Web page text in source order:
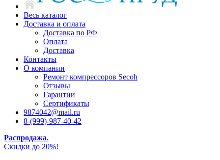
Весь каталог
Доставка и оплата
Доставка по РФ
Оплата
Доставка
Контакты
О компании
Ремонт компрессоров Secoh
Отзывы
Гарантии
Сертификаты
9874042@mail.ru
8-(999)-987-40-42
Распродажа.
Скидки до 20%!